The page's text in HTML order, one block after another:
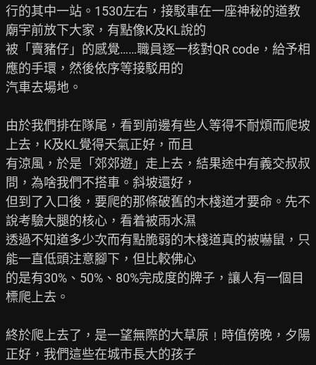
行的其中一站。1530左右，接駁車在一座神秘的道教
廟宇前放下大家，有點像K及KL說的
被「賣豬仔」的感覺……職員逐一核對QR code，給予相
應的手環，然後依序等接駁用的
汽車去場地。
由於我們排在隊尾，看到前邊有些人等得不耐煩而爬坡
上去，K及KL覺得天氣正好，而且
有涼風，於是「郊郊遊」走上去，結果途中有義交叔叔
問，為啥我們不搭車。斜坡還好，
但到了入口後，要爬的那條破舊的木棧道才要命。先不
說考驗大腿的核心，看着被雨水濕
透過不知道多少次而有點脆弱的木棧道真的被嚇鼠，只
能一直低頭注意腳下，但比較佛心
的是有30%、50%、80%完成度的牌子，讓人有一個目
標爬上去。
終於爬上去了，是一望無際的大草原﹗時值傍晚，夕陽
正好，我們這些在城市長大的孩子